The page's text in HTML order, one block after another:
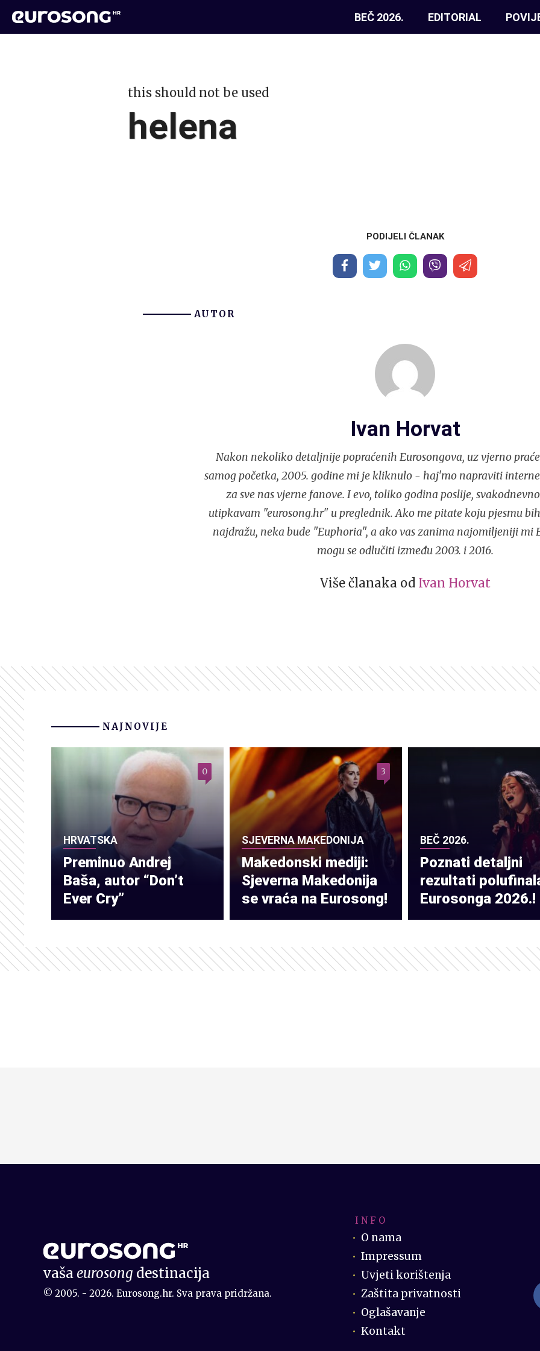
BEČ 2026. EDITORIAL
this should not be used
helena
PODIJELI ČLANAK
AUTOR
Ivan Horvat
Nakon nekoliko detaljnije popraćenih Eurosongova, uz vjerno
samog početka, 2005. godine mi je kliknulo - haj'mo napraviti
za sve nas vjerne fanove. I evo, toliko godina poslije,
utipkavam "eurosong.hr" u preglednik. Ako me pitate koju pjesmu
najdražu, neka bude "Euphoria", a ako vas zanima najomiljeniji mi
mogu se odlučiti između 2003. i 2016.
Više članaka od Ivan Horvat
NAJNOVIJE
HRVATSKA
Preminuo Andrej
Baša, autor “Don’t
Ever Cry”
0
SJEVERNA MAKEDONIJA
Makedonski mediji:
Sjeverna Makedonija
se vraća na Eurosong!
3
BEČ 2026.
Poznati detaljni
rezultati
Eurosonga 2026.!
vašaeurosong destinacija
© 2005. - 2026. Eurosong.hr. Sva prava pridržana.
I N F O
O nama
Impressum
Uvjeti korištenja
Zaštita privatnosti
Oglašavanje
Kontakt